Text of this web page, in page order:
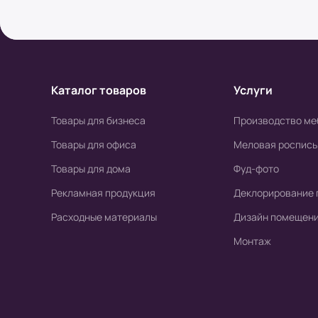
Клиент может оплатить заказ после
высылается онлайн-чек или выдается
печатной версии чека)
б) Оплата производится по расчетному
Каталог товаров
Товары для бизнеса
Товары для офиса
Товары для дома
Рекламная продукция
Расходные материалы
Услуги
Производство
Меловая роспись
Фуд-фото
Деклорирование
Дизайн
Монтаж